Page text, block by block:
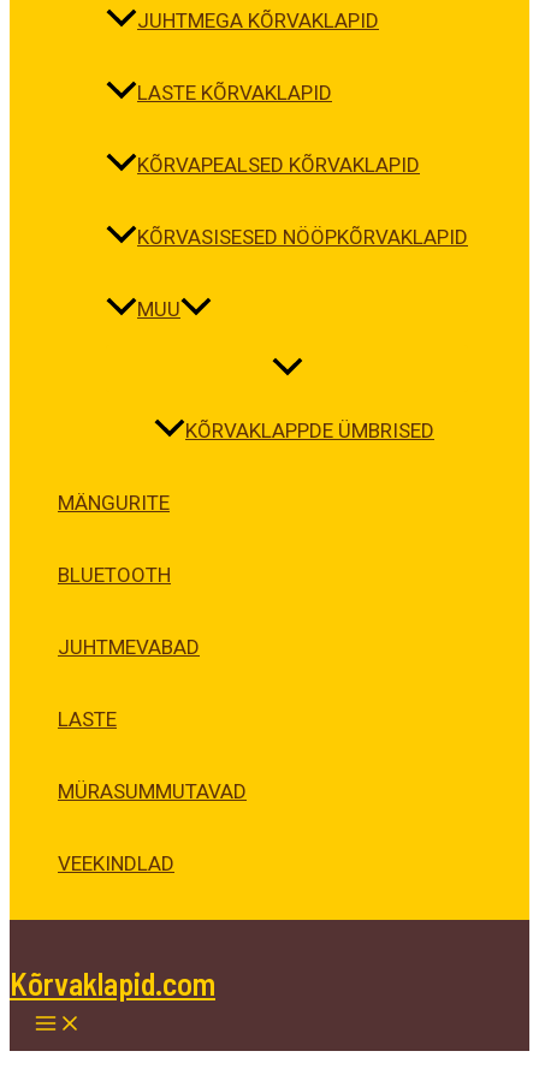
JUHTMEGA KÕRVAKLAPID
LASTE KÕRVAKLAPID
KÕRVAPEALSED KÕRVAKLAPID
KÕRVASISESED NÖÖPKÕRVAKLAPID
MUU
KÕRVAKLAPPDE ÜMBRISED
MÄNGURITE
BLUETOOTH
JUHTMEVABAD
LASTE
MÜRASUMMUTAVAD
VEEKINDLAD
Kõrvaklapid.com